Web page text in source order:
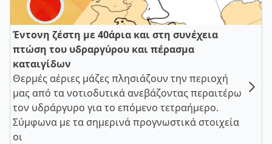
Έντονη ζέστη με 40άρια και στη συνέχεια
πτώση του υδραργύρου και πέρασμα
καταιγίδων
Θερμές αέριες μάζες πλησιάζουν την περιοχή
μας από τα νοτιοδυτικά ανεβάζοντας περαιτέρω
τον υδράργυρο για το επόμενο τετραήμερο.
Σύμφωνα με τα σημερινά προγνωστικά στοιχεία
οι